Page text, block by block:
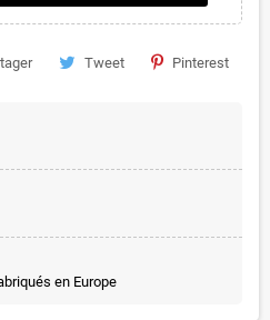
Tweet Pinterest
en Europe